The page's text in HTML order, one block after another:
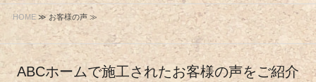
HOME≫ お客様の声 ≫
ABCホームで施工されたお客様の声をご紹介